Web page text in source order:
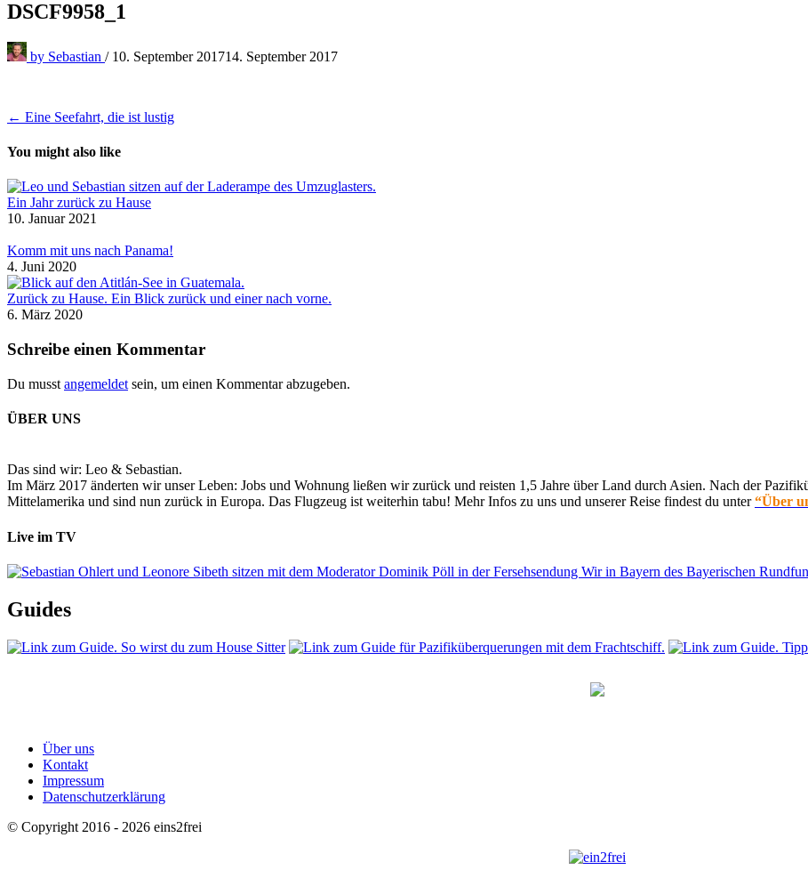
DSCF9958_1
by Sebastian / 10. September 201714. September 2017
Beitragsnavigation
← Eine Seefahrt, die ist lustig
You might also like
Ein Jahr zurück zu Hause
10. Januar 2021
Komm mit uns nach Panama!
4. Juni 2020
Zurück zu Hause. Ein Blick zurück und einer nach vorne.
6. März 2020
Schreibe einen Kommentar
Du musst angemeldet sein, um einen Kommentar abzugeben.
ÜBER UNS
Das sind wir: Leo & Sebastian.
Im März 2017 änderten wir unser Leben: Jobs und Wohnung ließen wir zurück und reisten 1,5 Jahre über Land durch Asien. Nach der
Mittelamerika und sind nun zurück in Europa. Das Flugzeug ist weiterhin tabu! Mehr Infos zu uns und unserer Reise findest du unter“Über
Live im TV
Guides
Über uns
Kontakt
Impressum
Datenschutzerklärung
© Copyright 2016 - 2026 eins2frei